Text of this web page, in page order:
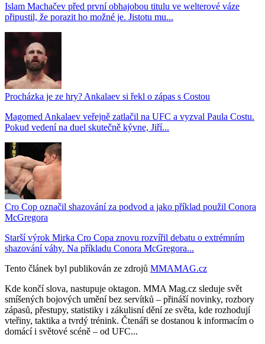
Islam Machačev před první obhajobou titulu ve welterové váze
připustil, že porazit ho možné je. Jistotu mu...
Procházka je ze hry? Ankalaev si řekl o zápas s Costou
Magomed Ankalaev veřejně zatlačil na UFC a vyzval Paula Costu.
Pokud vedení na duel skutečně kývne, Jiří...
Cro Cop označil shazování za podvod a jako příklad použil Conora
McGregora
Starší výrok Mirka Cro Copa znovu rozvířil debatu o extrémním
shazování váhy. Na příkladu Conora McGregora...
Tento článek byl publikován ze zdrojů MMAMAG.cz
Kde končí slova, nastupuje oktagon. MMA Mag.cz sleduje svět
smíšených bojových umění bez servítků – přináší novinky, rozbory
zápasů, přestupy, statistiky i zákulisní dění ze světa, kde rozhodují
vteřiny, taktika a tvrdý trénink. Čtenáři se dostanou k informacím o
domácí i světové scéně – od UFC...